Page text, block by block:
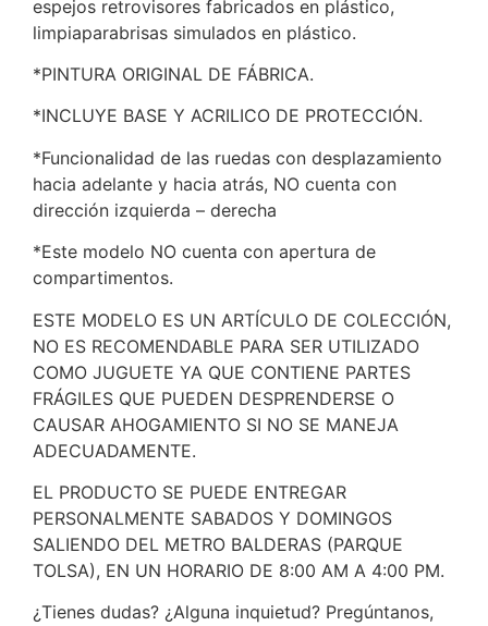
espejos retrovisores fabricados en plástico,
limpiaparabrisas simulados en plástico.
*PINTURA ORIGINAL DE FÁBRICA.
*INCLUYE BASE Y ACRILICO DE PROTECCIÓN.
*Funcionalidad de las ruedas con desplazamiento
hacia adelante y hacia atrás, NO cuenta con
dirección izquierda – derecha
*Este modelo NO cuenta con apertura de
compartimentos.
ESTE MODELO ES UN ARTÍCULO DE COLECCIÓN,
NO ES RECOMENDABLE PARA SER UTILIZADO
COMO JUGUETE YA QUE CONTIENE PARTES
FRÁGILES QUE PUEDEN DESPRENDERSE O
CAUSAR AHOGAMIENTO SI NO SE MANEJA
ADECUADAMENTE.
EL PRODUCTO SE PUEDE ENTREGAR
PERSONALMENTE SABADOS Y DOMINGOS
SALIENDO DEL METRO BALDERAS (PARQUE
TOLSA), EN UN HORARIO DE 8:00 AM A 4:00 PM.
¿Tienes dudas? ¿Alguna inquietud? Pregúntanos,